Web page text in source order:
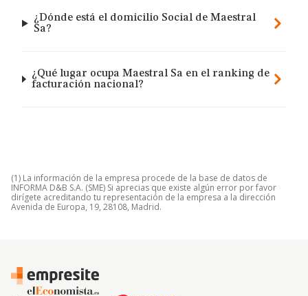
¿Dónde está el domicilio Social de Maestral
Sa?
¿Qué lugar ocupa Maestral Sa en el ranking de
facturación nacional?
(1) La información de la empresa procede de la base de datos de
INFORMA D&B S.A. (SME) Si aprecias que existe algún error por favor
dirígete acreditando tu representación de la empresa a la dirección
Avenida de Europa, 19, 28108, Madrid.